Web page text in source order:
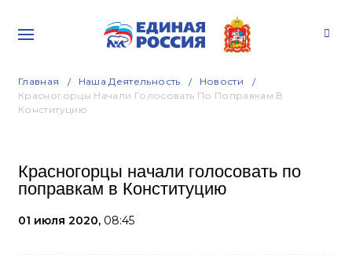
Главная Наша Деятельность
Новости
Красногорцы Начали Голосовать По Поправкам В
Конституцию
Красногорцы начали голосовать по
поправкам в Конституцию
01 июля 2020, 08:45